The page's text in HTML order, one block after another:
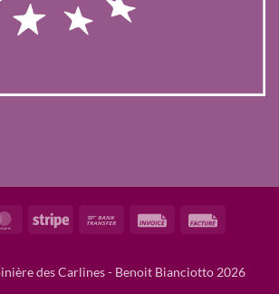
MasterCardStripe
Bank
Invoice
des Carlines - Benoit Bianciotto 2026